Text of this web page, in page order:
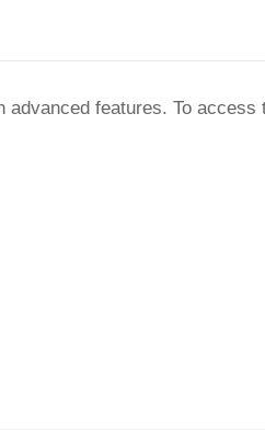
features. To access